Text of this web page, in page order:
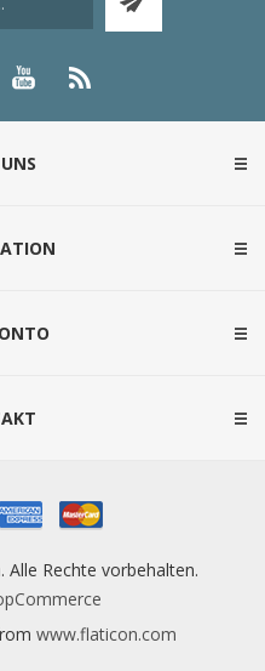
Rechte vorbehalten.
www.flaticon.com